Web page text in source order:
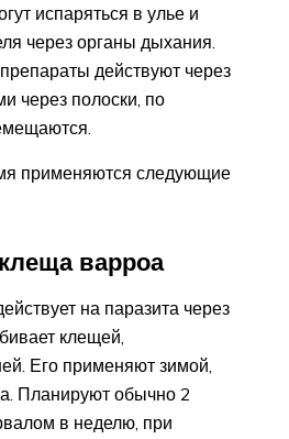
испаряться в улье и
через органы дыхания.
действуют через
через полоски, по
применяются следующие
варроа
на паразита через
клещей,
Его применяют зимой,
Планируют обычно 2
в неделю, при